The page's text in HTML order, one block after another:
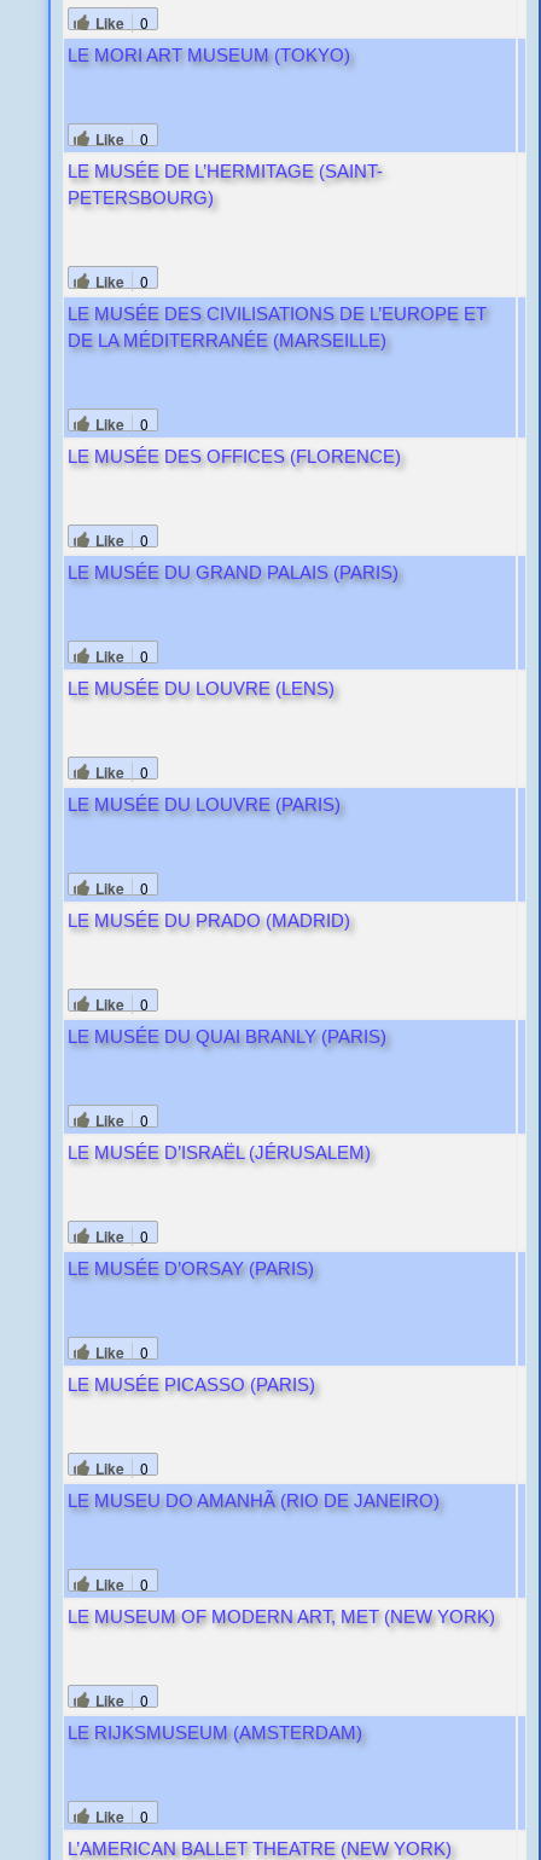
Like
0
LE MORI ART MUSEUM (TOKYO)
Like
0
LE MUSÉE DE L’HERMITAGE (SAINT-
PETERSBOURG)
Like
0
LE MUSÉE DES CIVILISATIONS DE L’EUROPE ET
DE LA MÉDITERRANÉE (MARSEILLE)
Like
0
LE MUSÉE DES OFFICES (FLORENCE)
Like
0
LE MUSÉE DU GRAND PALAIS (PARIS)
Like
0
LE MUSÉE DU LOUVRE (LENS)
Like
0
LE MUSÉE DU LOUVRE (PARIS)
Like
0
LE MUSÉE DU PRADO (MADRID)
Like
0
LE MUSÉE DU QUAI BRANLY (PARIS)
Like
0
LE MUSÉE D’ISRAËL (JÉRUSALEM)
Like
0
LE MUSÉE D’ORSAY (PARIS)
Like
0
LE MUSÉE PICASSO (PARIS)
Like
0
LE MUSEU DO AMANHÃ (RIO DE JANEIRO)
Like
0
LE MUSEUM OF MODERN ART, MET (NEW YORK)
Like
0
LE RIJKSMUSEUM (AMSTERDAM)
Like
0
L’AMERICAN BALLET THEATRE (NEW YORK)